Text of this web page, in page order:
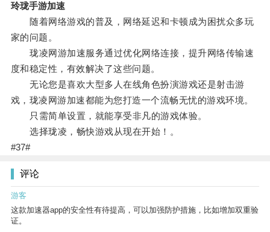
玲珑手游加速
随着网络游戏的普及，网络延迟和卡顿成为困扰众多玩
家的问题。
珑凌网游加速服务通过优化网络连接，提升网络传输速
度和稳定性，有效解决了这些问题。
无论您是喜欢大型多人在线角色扮演游戏还是射击游
戏，珑凌网游加速都能为您打造一个流畅无忧的游戏环境。
只需简单设置，就能享受非凡的游戏体验。
选择珑凌，畅快游戏从现在开始！。
#37#
评论
游客
这款加速器app的安全性有待提高，可以加强防护措施，比如增加双重验
证。